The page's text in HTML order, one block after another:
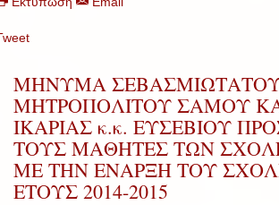
ΜΗΝΥΜΑ
ΜΗΤΡΟΠΟΛΙΤΟΥ ΣΑΜΟΥ
ΙΚΑΡΙΑΣ κ.κ. ΕΥΣΕΒΙΟΥ
ΤΟΥΣ ΜΑΘΗΤΕΣ ΤΩΝ
ΜΕ ΤΗΝ ΕΝΑΡΞΗ ΤΟΥ
ΕΤΟΥΣ 2014-2015